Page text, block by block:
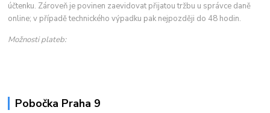
účtenku. Zároveň je povinen zaevidovat přijatou tržbu u správce daně
online; v případě technického výpadku pak nejpozději do 48 hodin.
Možnosti plateb:
Pobočka Praha 9